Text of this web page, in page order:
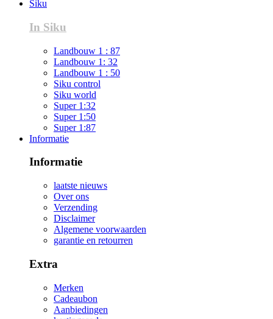
Siku
In Siku
Landbouw 1 : 87
Landbouw 1: 32
Landbouw 1 : 50
Siku control
Siku world
Super 1:32
Super 1:50
Super 1:87
Informatie
Informatie
laatste nieuws
Over ons
Verzending
Disclaimer
Algemene voorwaarden
garantie en retourren
Extra
Merken
Cadeaubon
Aanbiedingen